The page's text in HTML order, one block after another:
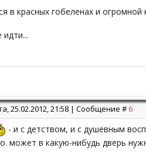
в красных гобеленах и
25.02.2012, 21:58 | Сообщение # 6
- и с детством, и с душевным
может в какую-нибудь дверь